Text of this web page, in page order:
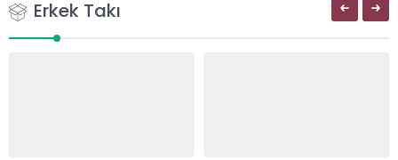
Erkek Takı